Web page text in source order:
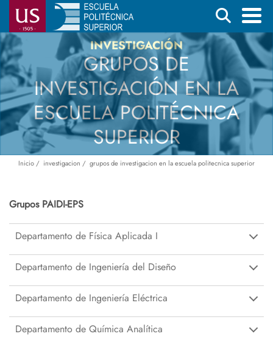
Pasar
contenido
principal
Buscar
Menú
principal
INVESTIGACIÓN
GRUPOS DE
INVESTIGACIÓN EN LA
ESCUELA POLITÉCNICA
SUPERIOR
Ruta
navegación
Inicio investigacion grupos de investigacion en la escuela politecnica superior
Grupos PAIDI-EPS
Departamento de Física Aplicada I
Departamento de Ingeniería del Diseño
Departamento de Ingeniería Eléctrica
Departamento de Química Analítica